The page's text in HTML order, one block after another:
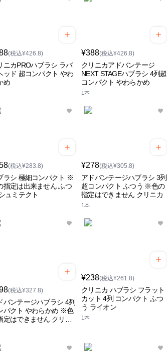
(税込¥426.8)
ニカPROハブラシ ラバ
ッド 超コンパクト やわ
め
¥388(税込¥426.8)
クリニカアドバンテージ
NEXT STAGEハブラシ 4列超
コンパクト やわらかめ
1本
(税込¥283.8)
ラシ 極細コンパクト ※
指定は出来ません ふつ
ュミテクト
¥278(税込¥305.8)
アドバンテージハブラシ 3列
超コンパクト ふつう ※色の
指定はできません クリニカ
1本
(税込¥327.8)
バンテージハブラシ 4列
パクト やわらかめ ※色
定はできません クリニ
¥238(税込¥261.8)
クリニカ ハブラシ フラット
カット 4列 コンパクト ふつ
う ライオン
1本